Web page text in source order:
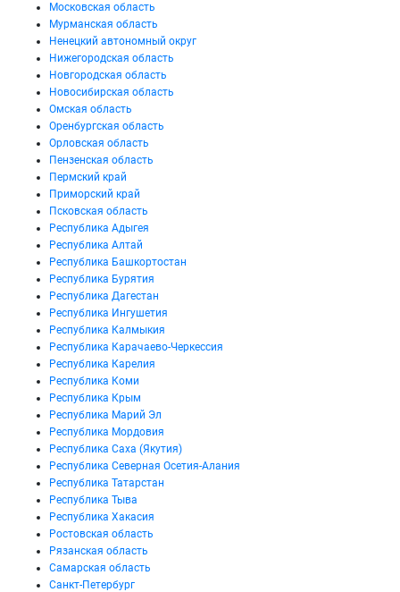
Московская область
Мурманская область
Ненецкий автономный округ
Нижегородская область
Новгородская область
Новосибирская область
Омская область
Оренбургская область
Орловская область
Пензенская область
Пермский край
Приморский край
Псковская область
Республика Адыгея
Республика Алтай
Республика Башкортостан
Республика Бурятия
Республика Дагестан
Республика Ингушетия
Республика Калмыкия
Республика Карачаево-Черкессия
Республика Карелия
Республика Коми
Республика Крым
Республика Марий Эл
Республика Мордовия
Республика Саха (Якутия)
Республика Северная Осетия-Алания
Республика Татарстан
Республика Тыва
Республика Хакасия
Ростовская область
Рязанская область
Самарская область
Санкт-Петербург